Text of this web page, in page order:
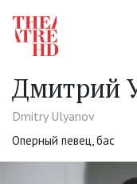
Дмитрий
Dmitry Ulyanov
Оперный певец, бас